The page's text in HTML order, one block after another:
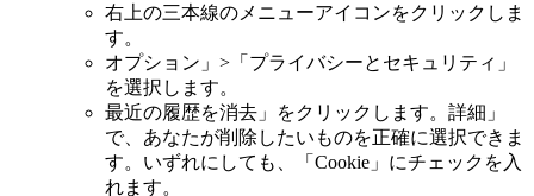
右上の三本線のメニューアイコンをクリックしま
す。
オプション」>「プライバシーとセキュリティ」
を選択します。
最近の履歴を消去」をクリックします。詳細」
で、あなたが削除したいものを正確に選択できま
す。いずれにしても、「Cookie」にチェックを入
れます。